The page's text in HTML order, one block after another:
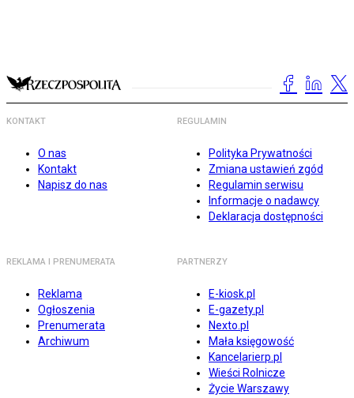
KONTAKT
O nas
Kontakt
Napisz do nas
REGULAMIN
Polityka Prywatności
Zmiana ustawień zgód
Regulamin serwisu
Informacje o nadawcy
Deklaracja dostępności
REKLAMA I PRENUMERATA
Reklama
Ogłoszenia
Prenumerata
Archiwum
PARTNERZY
E-kiosk.pl
E-gazety.pl
Nexto.pl
Mała księgowość
Kancelarierp.pl
Wieści Rolnicze
Życie Warszawy